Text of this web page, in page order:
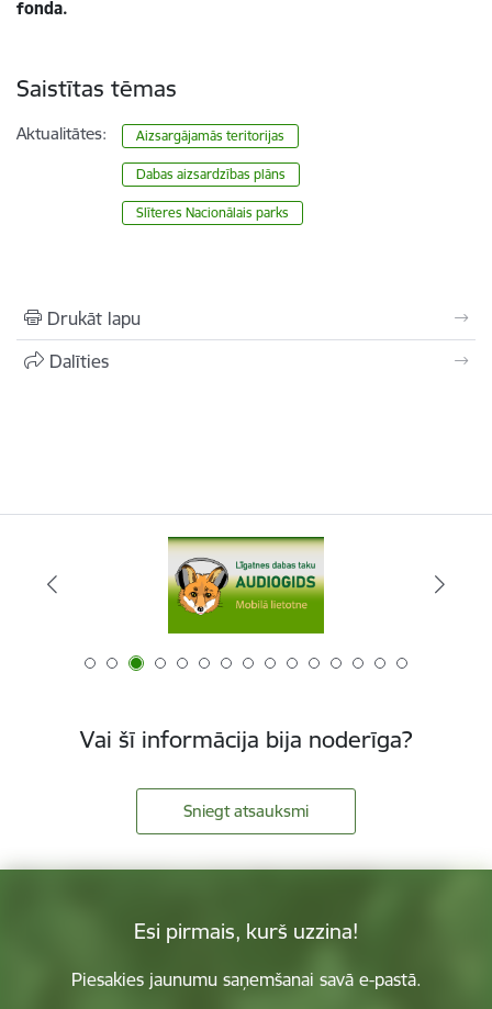
fonda.
Saistītas tēmas
Aktualitātes: Aizsargājamās teritorijas
Dabas aizsardzības plāns
Slīteres Nacionālais parks
Drukāt lapu
Dalīties
Vai šī informācija bija noderīga?
Sniegt atsauksmi
Esi pirmais, kurš uzzina!
Piesakies jaunumu saņemšanai savā e-pastā.